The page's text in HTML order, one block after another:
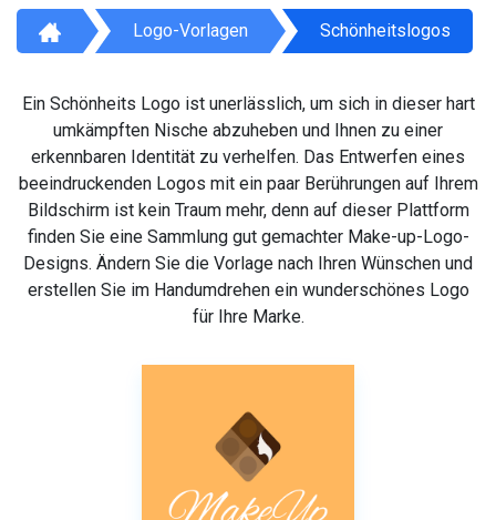
Logo-Vorlagen Schönheitslogos
Ein Schönheits Logo ist unerlässlich, um sich in dieser hart
umkämpften Nische abzuheben und Ihnen zu einer
erkennbaren Identität zu verhelfen. Das Entwerfen eines
beeindruckenden Logos mit ein paar Berührungen auf Ihrem
Bildschirm ist kein Traum mehr, denn auf dieser Plattform
finden Sie eine Sammlung gut gemachter Make-up-Logo-
Designs. Ändern Sie die Vorlage nach Ihren Wünschen und
erstellen Sie im Handumdrehen ein wunderschönes Logo
für Ihre Marke.